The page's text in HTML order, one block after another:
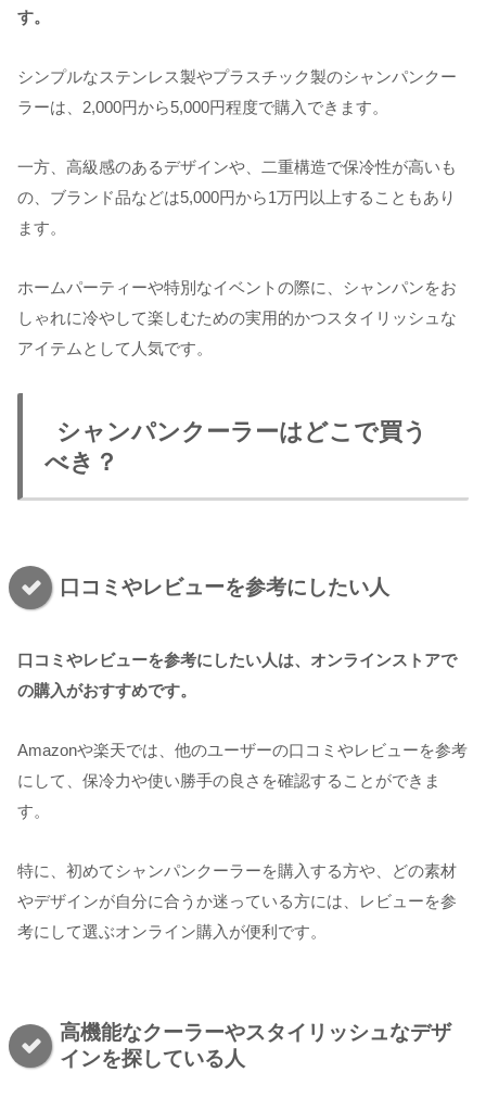
す。
シンプルなステンレス製やプラスチック製のシャンパンクー
ラーは、2,000円から5,000円程度で購入できます。
一方、高級感のあるデザインや、二重構造で保冷性が高いも
の、ブランド品などは5,000円から1万円以上することもあり
ます。
ホームパーティーや特別なイベントの際に、シャンパンをお
しゃれに冷やして楽しむための実用的かつスタイリッシュな
アイテムとして人気です。
シャンパンクーラーはどこで買う
べき？
口コミやレビューを参考にしたい人
口コミやレビューを参考にしたい人は、オンラインストアで
の購入がおすすめです。
Amazonや楽天では、他のユーザーの口コミやレビューを参考
にして、保冷力や使い勝手の良さを確認することができま
す。
特に、初めてシャンパンクーラーを購入する方や、どの素材
やデザインが自分に合うか迷っている方には、レビューを参
考にして選ぶオンライン購入が便利です。
高機能なクーラーやスタイリッシュなデザ
インを探している人